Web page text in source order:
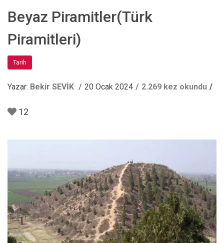
Beyaz Piramitler(Türk
Piramitleri)
Tarih
Yazar: Bekir SEVİK 20 Ocak 2024 2.269 kez okundu
12